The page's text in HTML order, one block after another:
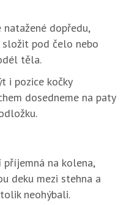
natažené dopředu,
složit pod čelo nebo
těla.
i pozice kočky
dosedneme na paty
příjemná na kolena,
deku mezi stehna a
neohýbali.